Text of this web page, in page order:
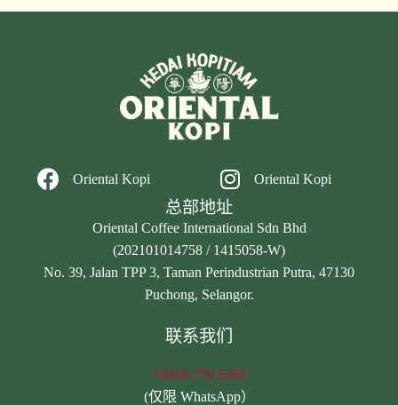
Oriental Kopi Oriental Kopi
总部地址
Oriental Coffee International Sdn Bhd
(202101014758 / 1415058-W)
No. 39, Jalan TPP 3, Taman Perindustrian Putra, 47130
Puchong, Selangor.
联系我们
+6018-779 6363
(仅限 WhatsApp）